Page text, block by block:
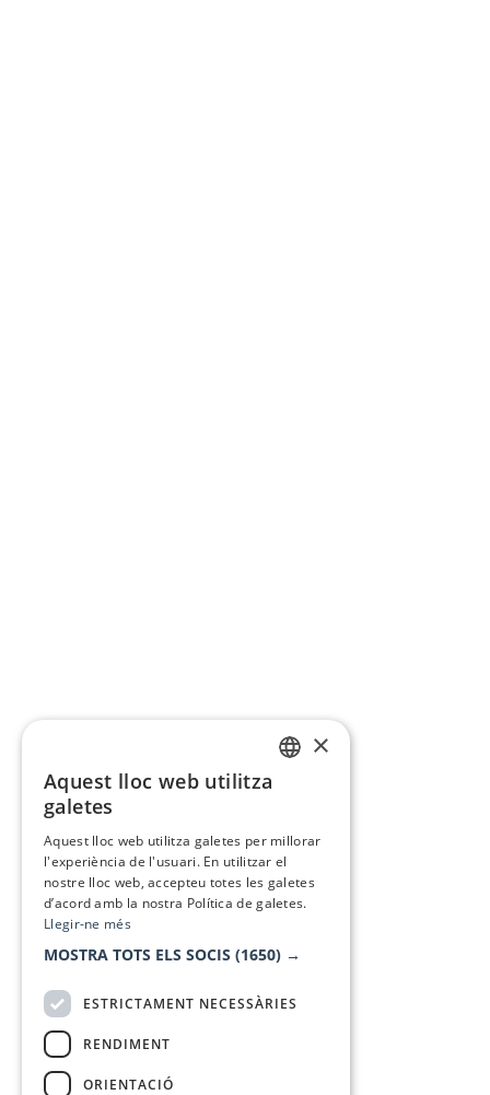
×
Aquest lloc web utilitza
galetes
Aquest lloc web utilitza galetes per millorar
l'experiència de l'usuari. En utilitzar el
nostre lloc web, accepteu totes les galetes
d’acord amb la nostra Política de galetes.
Llegir-ne més
MOSTRA TOTS ELS SOCIS (1650) →
ESTRICTAMENT NECESSÀRIES
RENDIMENT
ORIENTACIÓ